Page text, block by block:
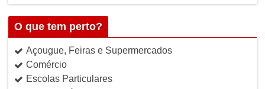
O que tem perto?
Açougue, Feiras e Supermercados
Comércio
Escolas Particulares